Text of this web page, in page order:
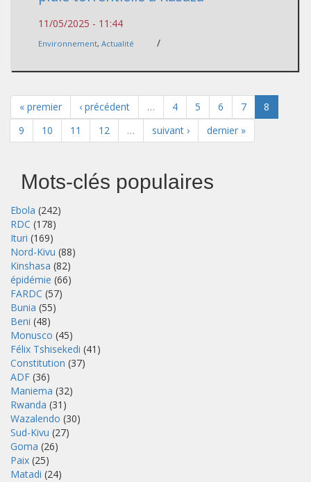
11/05/2025 - 11:44
Environnement, Actualité /
« premier ‹ précédent … 4 5 6 7
8
9
10 11 12 … suivant › dernier »
Mots-clés populaires
Ebola (242)
RDC (178)
Ituri (169)
Nord-Kivu (88)
Kinshasa (82)
épidémie (66)
FARDC (57)
Bunia (55)
Beni (48)
Monusco (45)
Félix Tshisekedi (41)
Constitution (37)
ADF (36)
Maniema (32)
Rwanda (31)
Wazalendo (30)
Sud-Kivu (27)
Goma (26)
Paix (25)
Matadi (24)